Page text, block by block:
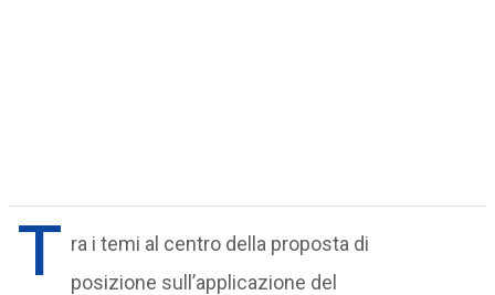
T ra i temi al centro della proposta di
posizione sull’applicazione del